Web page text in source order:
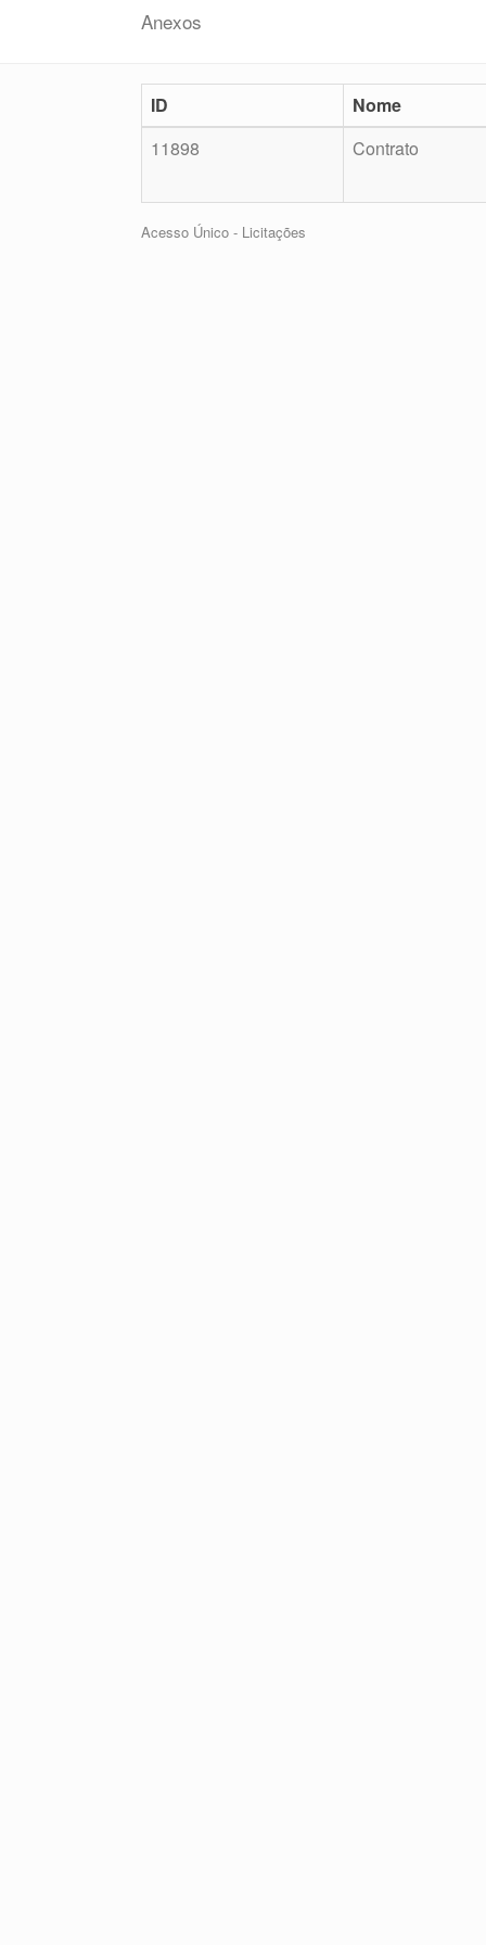
Anexos
ID
Nome
11898
Contrato
Acesso Único - Licitações